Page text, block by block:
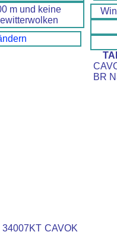
m und keine
CAVOK
BR